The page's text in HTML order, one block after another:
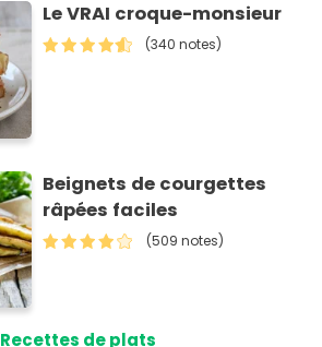
Le VRAI croque-monsieur
(340 notes)
Beignets de courgettes
râpées faciles
(509 notes)
Recettes de plats